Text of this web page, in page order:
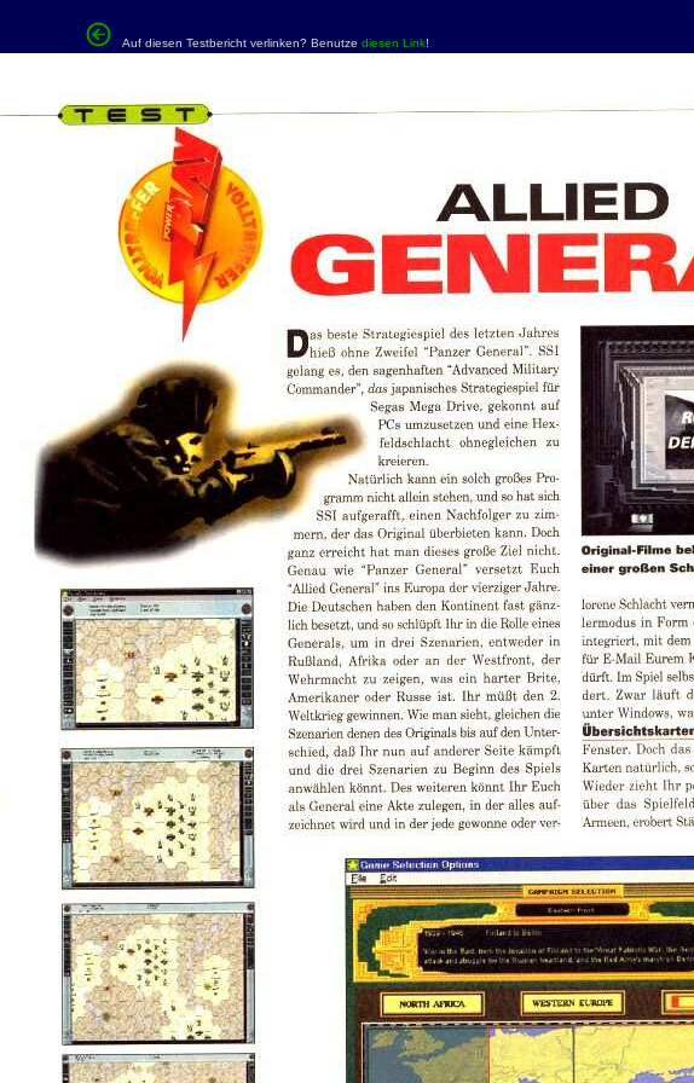
Auf diesen Testbericht verlinken? Benutze diesen Link!